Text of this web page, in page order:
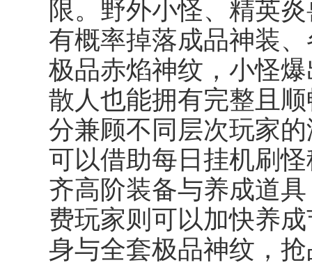
限。野外小怪、精英
有概率掉落成品神装
极品赤焰神纹，小怪
散人也能拥有完整且
分兼顾不同层次玩家
可以借助每日挂机刷
齐高阶装备与养成道
费玩家则可以加快养
身与全套极品神纹，